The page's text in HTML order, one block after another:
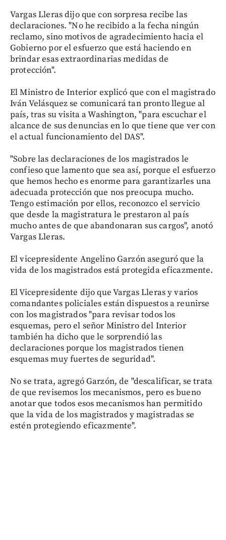
Vargas Lleras dijo que con sorpresa recibe las
declaraciones. "No he recibido a la fecha ningún
reclamo, sino motivos de agradecimiento hacia el
Gobierno por el esfuerzo que está haciendo en
brindar esas extraordinarias medidas de
protección".
El Ministro de Interior explicó que con el magistrado
Iván Velásquez se comunicará tan pronto llegue al
país, tras su visita a Washington, "para escuchar el
alcance de sus denuncias en lo que tiene que ver con
el actual funcionamiento del DAS".
"Sobre las declaraciones de los magistrados le
confieso que lamento que sea así, porque el esfuerzo
que hemos hecho es enorme para garantizarles una
adecuada protección que nos preocupa mucho.
Tengo estimación por ellos, reconozco el servicio
que desde la magistratura le prestaron al país
mucho antes de que abandonaran sus cargos", anotó
Vargas Lleras.
El vicepresidente Angelino Garzón aseguró que la
vida de los magistrados está protegida eficazmente.
El Vicepresidente dijo que Vargas Lleras y varios
comandantes policiales están dispuestos a reunirse
con los magistrados "para revisar todos los
esquemas, pero el señor Ministro del Interior
también ha dicho que le sorprendió las
declaraciones porque los magistrados tienen
esquemas muy fuertes de seguridad".
No se trata, agregó Garzón, de "descalificar, se trata
de que revisemos los mecanismos, pero es bueno
anotar que todos esos mecanismos han permitido
que la vida de los magistrados y magistradas se
estén protegiendo eficazmente".